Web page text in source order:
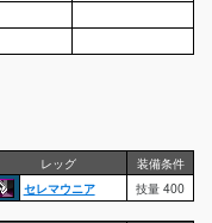
レッグ
装備条件
セレマウニア 技量 400